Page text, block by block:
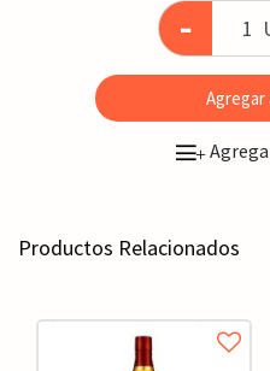
-
Agregar
+
Productos Relacionados